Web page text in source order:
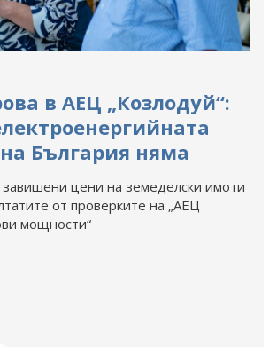
в АЕЦ „Козлодуй“:
България няма
завишени цени на земеделски имоти
от проверките на „АЕЦ
мощности“